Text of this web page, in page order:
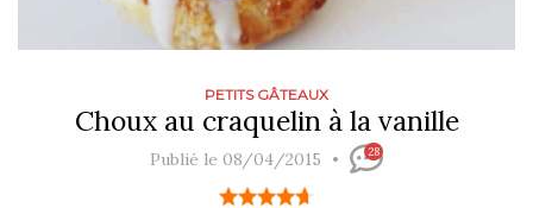
PETITS GÂTEAUX
Choux au craquelin à la vanille
Publié le 08/04/2015 28